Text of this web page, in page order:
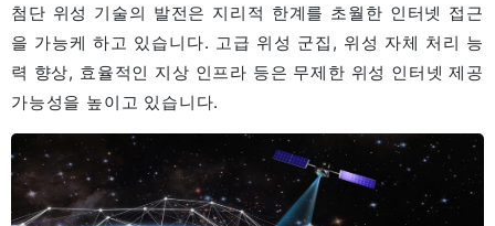
첨단 위성 기술의 발전은 지리적 한계를 초월한 인터넷 접근
을 가능케 하고 있습니다. 고급 위성 군집, 위성 자체 처리 능
력 향상, 효율적인 지상 인프라 등은 무제한 위성 인터넷 제공
가능성을 높이고 있습니다.